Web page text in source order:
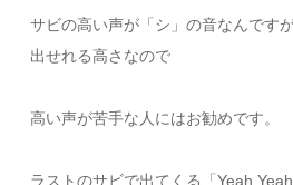
サビの高い声が「シ」の音なんです
出せれる高さなので
高い声が苦手な人にはお勧めです。
ラストのサビで出てくる「Yeah